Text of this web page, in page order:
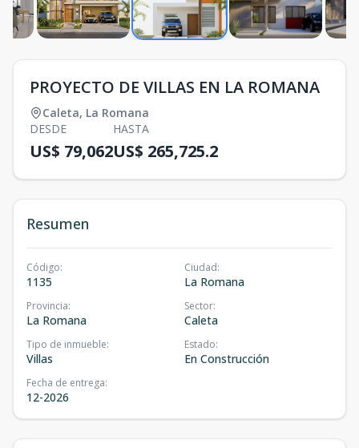
PROYECTO DE VILLAS EN LA ROMANA
Caleta, La Romana
DESDE
US$ 79,062
HASTA
US$ 265,725.2
Resumen
Código:
1135
Ciudad:
La Romana
Provincia:
La Romana
Sector:
Caleta
Tipo de inmueble:
Villas
Estado:
En Construcción
Fecha de entrega:
12-2026